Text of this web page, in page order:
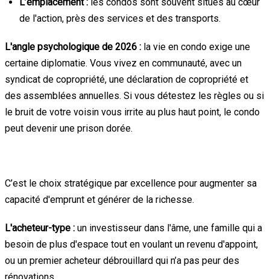
de l'action, près des services et des transports.
L'angle psychologique de 2026 : la vie en condo exige une
certaine diplomatie. Vous vivez en communauté, avec un
syndicat de copropriété, une déclaration de copropriété et
des assemblées annuelles. Si vous détestez les règles ou si
le bruit de votre voisin vous irrite au plus haut point, le condo
peut devenir une prison dorée.
C’est le choix stratégique par excellence pour augmenter sa
capacité d'emprunt et générer de la richesse.
L'acheteur-type : un investisseur dans l'âme, une famille qui a
besoin de plus d'espace tout en voulant un revenu d'appoint,
ou un premier acheteur débrouillard qui n’a pas peur des